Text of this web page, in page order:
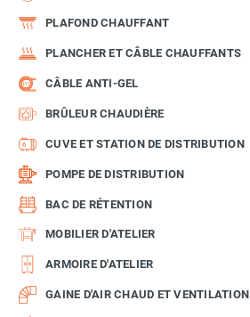
PLAFOND CHAUFFANT
PLANCHER ET CÂBLE CHAUFFANTS
CÂBLE ANTI-GEL
BRÛLEUR CHAUDIÈRE
CUVE ET STATION DE DISTRIBUTION
POMPE DE DISTRIBUTION
BAC DE RÉTENTION
MOBILIER D'ATELIER
ARMOIRE D'ATELIER
GAINE D'AIR CHAUD ET VENTILATION